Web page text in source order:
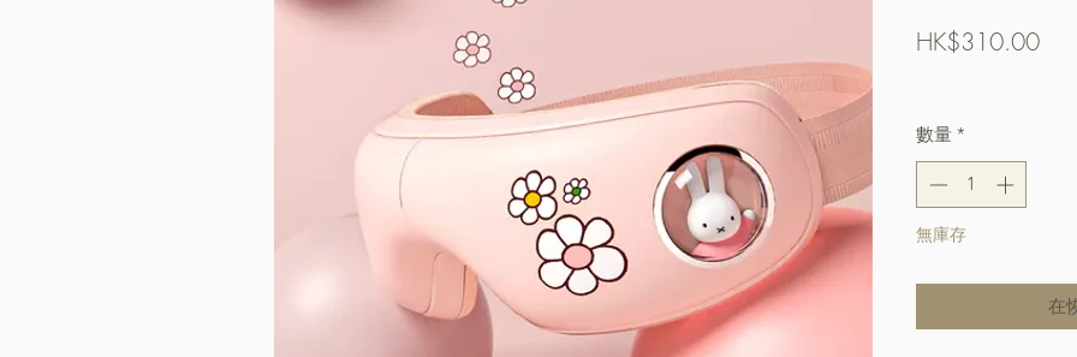
HK$310.00價
數量 *
無庫存
在